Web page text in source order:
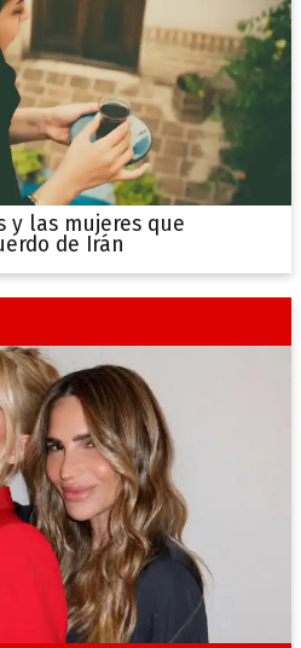
y las mujeres que
de Irán